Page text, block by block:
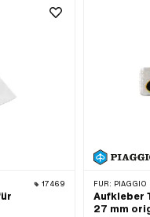
17469 FÜR: PIAGGIO
Aufkleber
27 mm